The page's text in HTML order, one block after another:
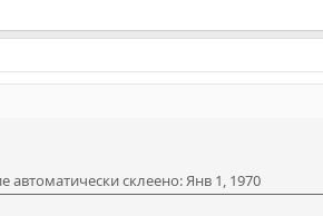
автоматически склеено:Янв 1, 1970